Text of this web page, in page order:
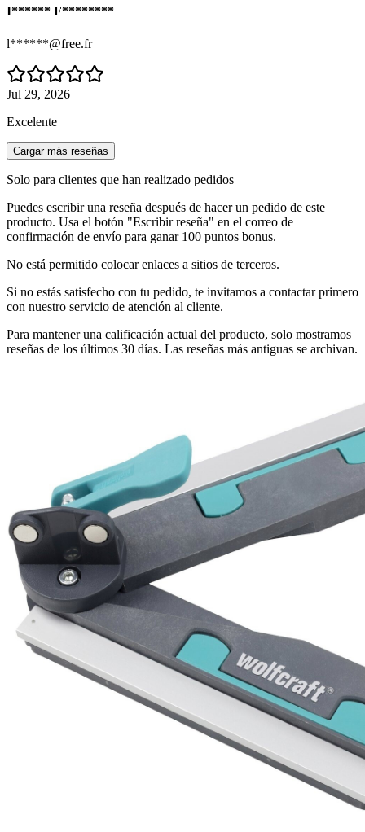
I****** F********
l******@free.fr
Jul 29, 2026
Excelente
Cargar más reseñas
Solo para clientes que han realizado pedidos
Puedes escribir una reseña después de hacer un pedido de este
producto. Usa el botón "Escribir reseña" en el correo de
confirmación de envío para ganar 100 puntos bonus.
No está permitido colocar enlaces a sitios de terceros.
Si no estás satisfecho con tu pedido, te invitamos a contactar primero
con nuestro servicio de atención al cliente.
Para mantener una calificación actual del producto, solo mostramos
reseñas de los últimos 30 días. Las reseñas más antiguas se archivan.